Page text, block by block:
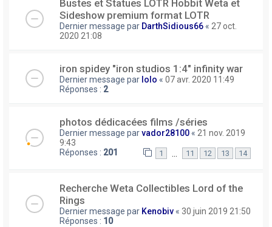
Bustes et Statues LOTR Hobbit Weta et
Sideshow premium format LOTR
Dernier message par DarthSidious66 « 27 oct.
2020 21:08
iron spidey "iron studios 1:4" infinity war
Dernier message par lolo « 07 avr. 2020 11:49
Réponses : 2
photos dédicacées films /séries
Dernier message parvador28100 « 21 nov. 2019
9:43
Réponses : 201 1 11 12 13 14
Recherche Weta Collectibles Lord of the
Rings
Dernier message par Kenobiv « 30 juin 2019 21:50
Réponses : 10